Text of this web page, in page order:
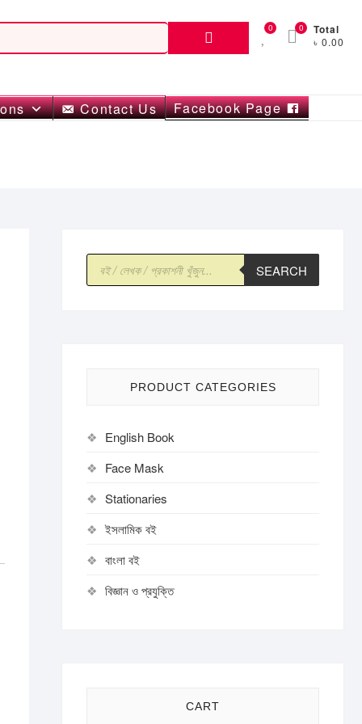
Search
0 Total
৳ 0.00
0
Contact Us Facebook Page
Products
search SEARCH
PRODUCT CATEGORIES
English Book
Face Mask
Stationaries
ইসলামিক বই
বাংলা বই
বিজ্ঞান ও প্রযুক্তি
CART